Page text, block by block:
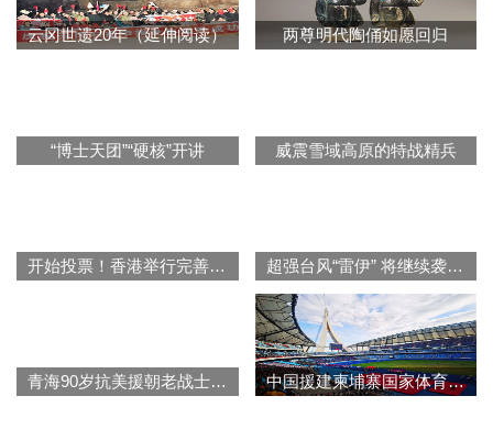
云冈世遗20年（延伸阅读） 两尊明代陶俑如愿回归
“博士天团”“硬核”开讲 威震雪域高原的特战精兵
开始投票！香港举行完善选举制度后首次立法会选举 超强台风“雷伊” 将继续袭击西沙、中沙群岛附近海域
青海90岁抗美援朝老战士含泪观影《跨过鸭绿江》 中国援建柬埔寨国家体育场正式启用